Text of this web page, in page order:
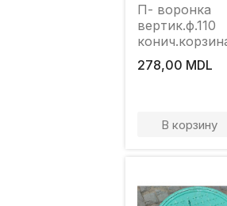
П- воронка
вертик.ф.110
Art.3302 M
278,00 MDL
В корзину